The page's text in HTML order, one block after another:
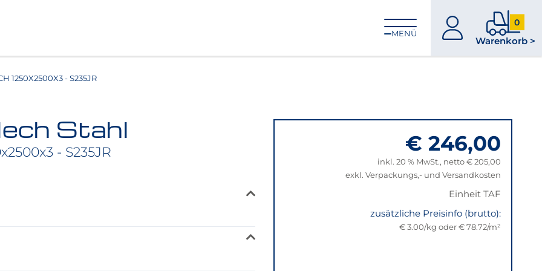
MENÜ
zum
0
Warenkorb >
0
im
1250X2500X3 - S235JR
Stahl
- S235JR € 246,00
inkl. 20 % MwSt., netto € 205,00
exkl. Verpackungs,- und Versandkosten
Einheit TAF
zusätzliche Preisinfo (brutto):
€ 3.00/kg oder € 78.72/m²